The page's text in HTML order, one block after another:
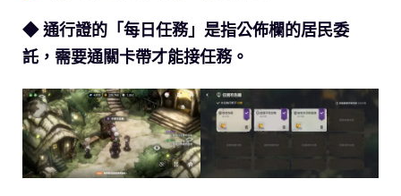
◆ 通行證的「每日任務」是指公佈欄的居民委
託，需要通關卡帶才能接任務。